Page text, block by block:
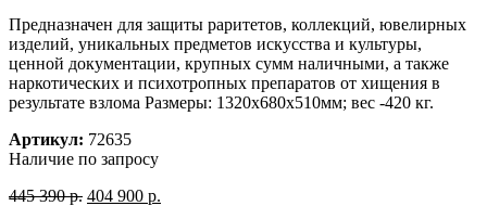
Предназначен для защиты раритетов, коллекций, ювелирных
изделий, уникальных предметов искусства и культуры,
ценной документации, крупных сумм наличными, а также
наркотических и психотропных препаратов от хищения в
результате взлома Размеры: 1320x680x510мм; вес -420 кг.
Артикул: 72635
Наличие по запросу
445 390р. Первоначальная
404 900 р.